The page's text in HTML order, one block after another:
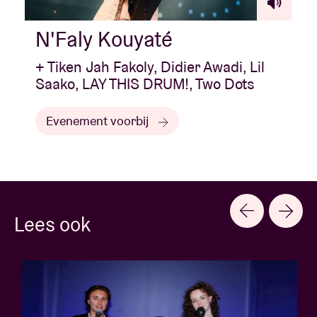
N'Faly Kouyaté
+ Tiken Jah Fakoly, Didier Awadi, Lil
Saako, LAY THIS DRUM!, Two Dots
Evenement voorbij
Lees ook